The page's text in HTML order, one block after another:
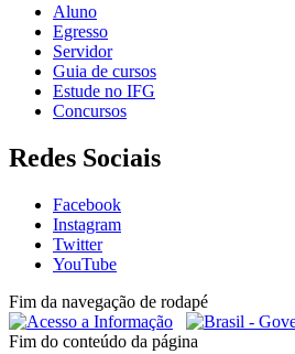
Aluno
Egresso
Servidor
Guia de cursos
Estude no IFG
Concursos
Redes Sociais
Facebook
Instagram
Twitter
YouTube
Fim da navegação de rodapé
Fim do conteúdo da página